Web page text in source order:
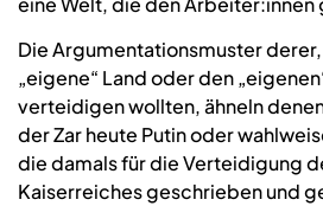
Die Argumentationsmuster
„eigene“ Land oder den
verteidigen wollten, ähneln
der Zar heute Putin oder
die damals für die Verteidigung
Kaiserreiches geschrieben und